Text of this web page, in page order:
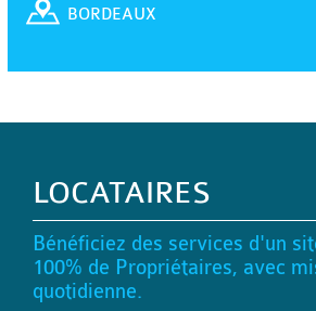
BORDEAUX
LOCATAIRES
Bénéficiez des services d'un
100% de Propriétaires, avec
quotidienne.